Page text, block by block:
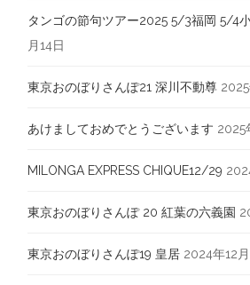
タンゴの節句ツアー2025 5/3福岡 5/4
月14日
東京おのぼりさんぽ21 深川不動尊
あけましておめでとうございます 2025
MILONGA EXPRESS CHIQUE12/29
東京おのぼりさんぽ 20 紅葉の六義園
東京おのぼりさんぽ19 皇居 2024年12